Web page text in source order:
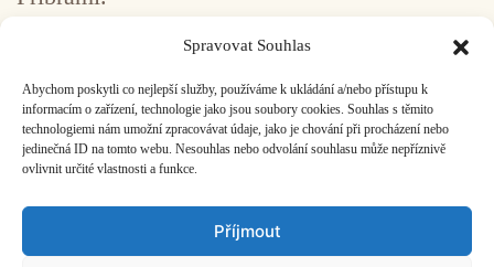
Spravovat Souhlas
Abychom poskytli co nejlepší služby, používáme k ukládání a/nebo přístupu k
informacím o zařízení, technologie jako jsou soubory cookies. Souhlas s těmito
technologiemi nám umožní zpracovávat údaje, jako je chování při procházení nebo
jedinečná ID na tomto webu. Nesouhlas nebo odvolání souhlasu může nepříznivě
ovlivnit určité vlastnosti a funkce.
Příjmout
1 2 3 4 5 ... 517